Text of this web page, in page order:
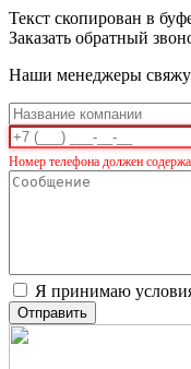
Текст скопирован в
Заказать обратный
Наши менеджеры
Номер телефона должен
Я принимаю
Отправить